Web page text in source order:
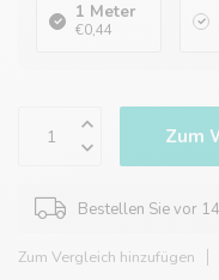
1 Meter
€0,44
Zum
Bestellen Sie vor
Zum Vergleich hinzufügen